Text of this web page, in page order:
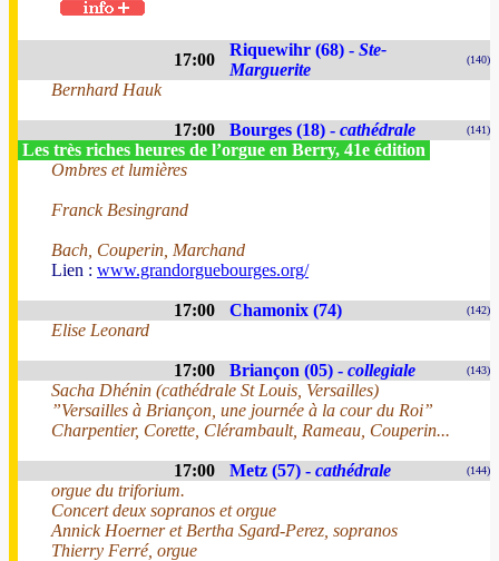
17:00
Riquewihr (68) - Ste-
Marguerite
(140)
Bernhard Hauk
17:00 Bourges (18) - cathédrale (141)
Les très riches heures de l’orgue en Berry, 41e édition
Ombres et lumières
Franck Besingrand
Bach, Couperin, Marchand
Lien : www.grandorguebourges.org/
17:00 Chamonix (74) (142)
Elise Leonard
17:00 Briançon (05) - collegiale (143)
Sacha Dhénin (cathédrale St Louis, Versailles)
”Versailles à Briançon, une journée à la cour du Roi”
Charpentier, Corette, Clérambault, Rameau, Couperin...
17:00 Metz (57) - cathédrale (144)
orgue du triforium.
Concert deux sopranos et orgue
Annick Hoerner et Bertha Sgard-Perez, sopranos
Thierry Ferré, orgue